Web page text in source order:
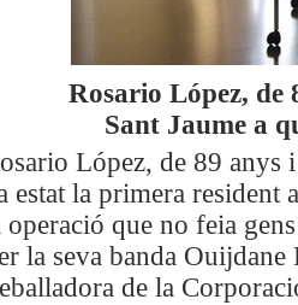
Rosario López,
Sant Jaume a
López, de 89 anys
estat la primera
operació que no feia
la seva banda
de la